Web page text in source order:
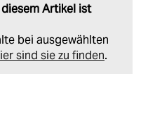
Artikel ist
bei ausgewählten
sind sie zu finden.